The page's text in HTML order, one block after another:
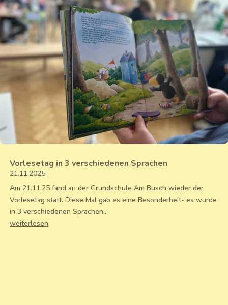
Vorlesetag in 3 verschiedenen Sprachen
21.11.2025
Am 21.11.25 fand an der Grundschule Am Busch wieder der
Vorlesetag statt. Diese Mal gab es eine Besonderheit- es wurde
in 3 verschiedenen Sprachen...
weiterlesen